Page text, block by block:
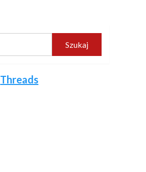
Szukaj
Threads